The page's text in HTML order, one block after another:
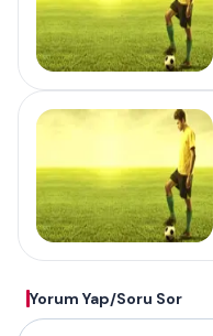
Yorum Yap/Soru Sor